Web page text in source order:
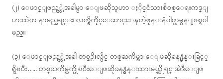
(၂) ေဖာင္ျဖည့္တဲ့အခါမွာ ေျဖဆိုသူဟာ ႏိုင္ငံသားစိစစ္ေရးကဒ္ျ
ပားထဲက နာမည္အရင္း၊ လက္ရွိကိုင္ေဆာင္ေနတဲ့ဖုန္းနံပါတ္အမွန္ျဖစ္ရပါ
မည္။
(၃) ေဖာင္ျဖည့္တဲ့အခါ တစ္ဦးလွ်င္ တစ္ႀကိမ္သာ ေျဖဆိုခန႔္မွန္းခြင့္
ရွိၿပီး….. တစ္ႀကိမ္ထက္ပိုၿပီးေျဖဆိုခန႔္မွန္းထားမယ္ဆိုရင္ အဲဒီေျဖ